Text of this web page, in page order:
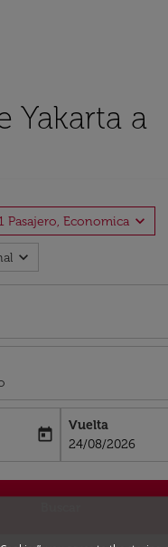
Yakarta a
1 Pasajero, Economica expand_more
expand_more
date-aria-label
today
Vuelta
fc-booking-
24/08/2026